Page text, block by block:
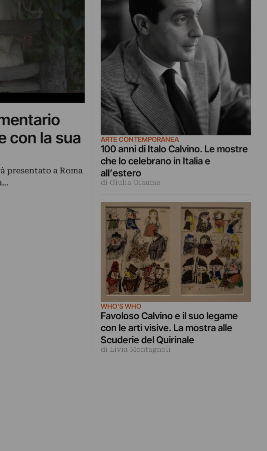
con la sua
presentato a Roma
ARTE CONTEMPORANEA
100 anni di Italo Calvino. Le mostre
che lo celebrano in Italia e
all’estero
di Giulia Giaume
WHO'S WHO
Favoloso Calvino e il suo legame
con le arti visive. La mostra alle
Scuderie del Quirinale
di Livia Montagnoli